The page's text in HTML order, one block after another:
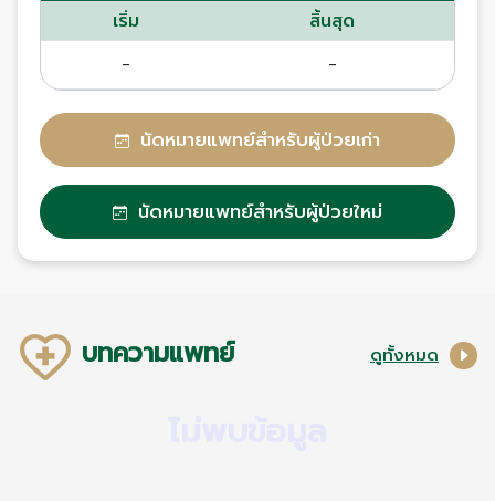
เริ่ม สิ้นสุด
- -
นัดหมายแพทย์สำหรับผู้ป่วยเก่า
นัดหมายแพทย์สำหรับผู้ป่วยใหม่
บทความแพทย์ ดูทั้งหมด